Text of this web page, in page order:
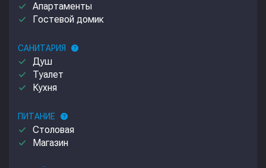
done Апартаменты
done Гостевой домик
САНИТАРИЯ help
done Душ
done Туалет
done Кухня
ПИТАНИЕ help
done Столовая
done Магазин